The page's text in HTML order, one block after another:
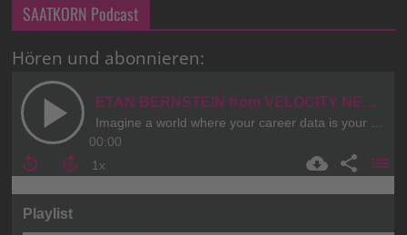
SAATKORN Podcast
Hören und abonnieren: